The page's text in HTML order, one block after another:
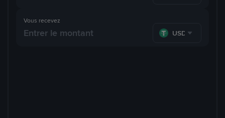
Vous recevez
USDT